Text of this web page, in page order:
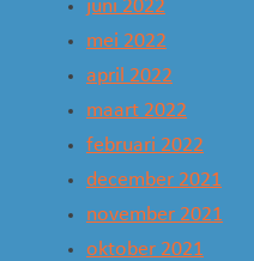
juni 2022
mei 2022
april 2022
maart 2022
februari 2022
december 2021
november 2021
oktober 2021